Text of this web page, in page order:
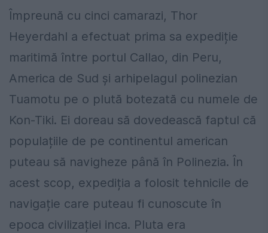
Împreună cu cinci camarazi, Thor
Heyerdahl a efectuat prima sa expediție
maritimă între portul Callao, din Peru,
America de Sud și arhipelagul polinezian
Tuamotu pe o plută botezată cu numele de
Kon-Tiki. Ei doreau să dovedească faptul că
populațiile de pe continentul american
puteau să navigheze până în Polinezia. În
acest scop, expediția a folosit tehnicile de
navigație care puteau fi cunoscute în
epoca civilizației inca. Pluta era